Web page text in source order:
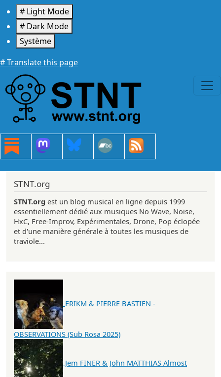
Aller au contenu principal
# Light Mode
# Dark Mode
Système
# Translate this page
STNT.org
STNT.org est un blog musical en ligne depuis 1999
essentiellement dédié aux musiques No Wave, Noise,
HxC, Free-Improv, Expérimentales, Drone, Pop éclopée
et d'une manière générale à toutes les musiques de
traviole...
ERIKM & PIERRE BASTIEN -
OBSERVATIONS (Sub Rosa 2025)
Jem FINER & John MATTHIAS Almost